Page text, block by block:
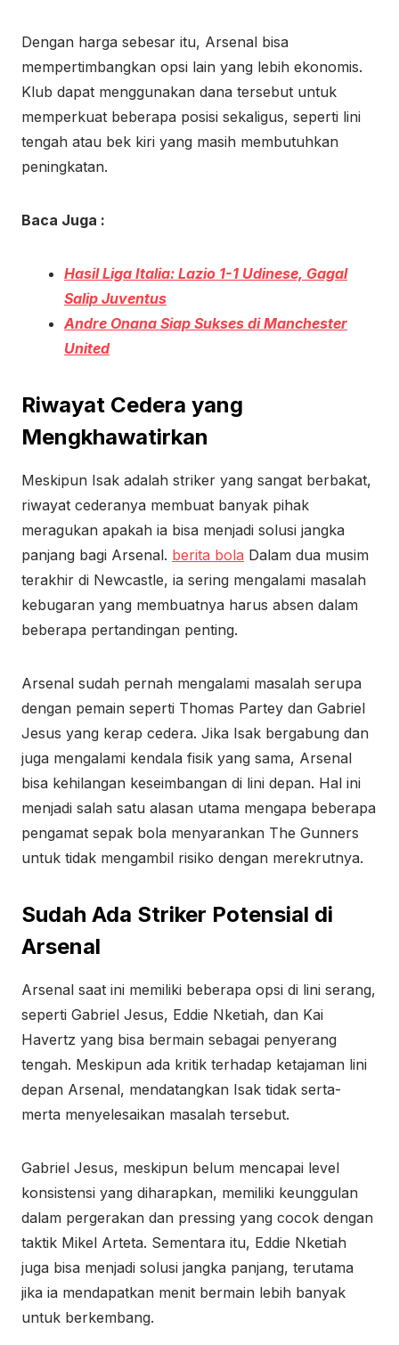
Dengan harga sebesar itu, Arsenal bisa
mempertimbangkan opsi lain yang lebih ekonomis.
Klub dapat menggunakan dana tersebut untuk
memperkuat beberapa posisi sekaligus, seperti lini
tengah atau bek kiri yang masih membutuhkan
peningkatan.
Baca Juga :
Hasil Liga Italia: Lazio 1-1 Udinese, Gagal
Salip Juventus
Andre Onana Siap Sukses di Manchester
United
Riwayat Cedera yang
Mengkhawatirkan
Meskipun Isak adalah striker yang sangat berbakat,
riwayat cederanya membuat banyak pihak
meragukan apakah ia bisa menjadi solusi jangka
panjang bagi Arsenal. berita bola Dalam dua musim
terakhir di Newcastle, ia sering mengalami masalah
kebugaran yang membuatnya harus absen dalam
beberapa pertandingan penting.
Arsenal sudah pernah mengalami masalah serupa
dengan pemain seperti Thomas Partey dan Gabriel
Jesus yang kerap cedera. Jika Isak bergabung dan
juga mengalami kendala fisik yang sama, Arsenal
bisa kehilangan keseimbangan di lini depan. Hal ini
menjadi salah satu alasan utama mengapa beberapa
pengamat sepak bola menyarankan The Gunners
untuk tidak mengambil risiko dengan merekrutnya.
Sudah Ada Striker Potensial di
Arsenal
Arsenal saat ini memiliki beberapa opsi di lini serang,
seperti Gabriel Jesus, Eddie Nketiah, dan Kai
Havertz yang bisa bermain sebagai penyerang
tengah. Meskipun ada kritik terhadap ketajaman lini
depan Arsenal, mendatangkan Isak tidak serta-
merta menyelesaikan masalah tersebut.
Gabriel Jesus, meskipun belum mencapai level
konsistensi yang diharapkan, memiliki keunggulan
dalam pergerakan dan pressing yang cocok dengan
taktik Mikel Arteta. Sementara itu, Eddie Nketiah
juga bisa menjadi solusi jangka panjang, terutama
jika ia mendapatkan menit bermain lebih banyak
untuk berkembang.